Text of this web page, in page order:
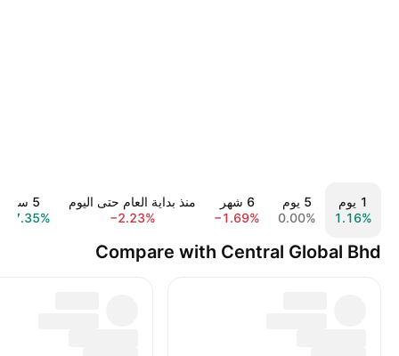
‎‎1‎ يوم
1.16%
‎‎5‎ يوم
0.00%
‎6‎ شهر
−1.69%
منذ بداية العام حتى اليوم
−2.23%
‎5‎ سنة
Compare with Central Global Bhd